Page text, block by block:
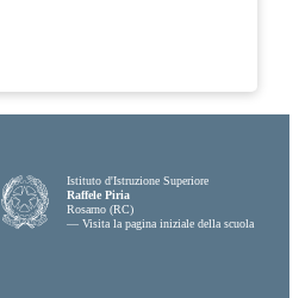
Istituto d'Istruzione Superiore
Raffele Piria
Rosarno (RC)
— Visita la pagina iniziale della scuola